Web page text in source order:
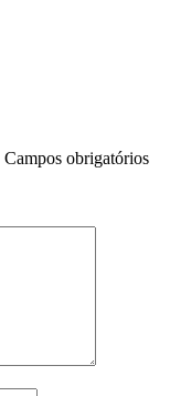
Campos obrigatórios